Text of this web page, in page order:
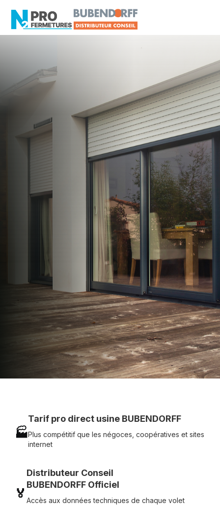
Distributeur en volets
roulants Delta Dore
Legé
Artisan, Menuisier, TPE ou PME proche de Legé
N2PRO Fermetures est votre référent Distributeur
en volets roulants Delta Dore officiel pour vous
apporter : Tarifs directs usines sans minimum
d'achat - Assistance technique chantier et
service réactif avec simplicité.
07 83 35 69 17
MON DEVIS MOTEUR
Voir tous nos produits
🏭
Tarif pro direct usine BUBENDORFF
Plus compétitif que les négoces, coopératives et sites
internet
🏅
Distributeur Conseil
BUBENDORFF Officiel
Accès aux données techniques de chaque volet